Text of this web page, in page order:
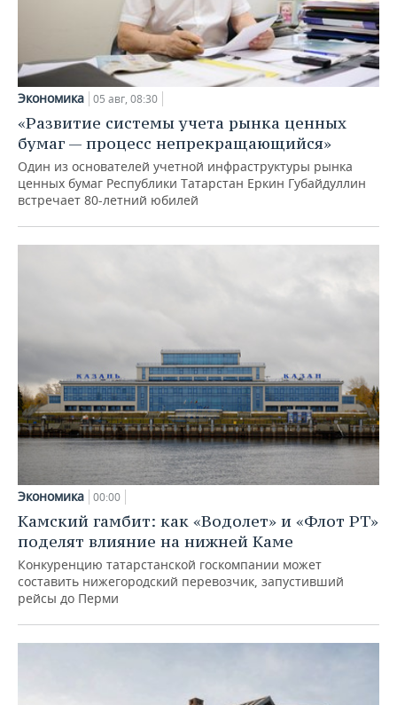
Экономика 05 авг, 08:30
«Развитие системы учета рынка ценных
бумаг — процесс непрекращающийся»
Один из основателей учетной инфраструктуры рынка
ценных бумаг Республики Татарстан Еркин Губайдуллин
встречает 80-летний юбилей
Экономика 00:00
Камский гамбит: как «Водолет» и «Флот РТ»
поделят влияние на нижней Каме
Конкуренцию татарстанской госкомпании может
составить нижегородский перевозчик, запустивший
рейсы до Перми